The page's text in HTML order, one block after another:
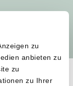
zu
anbieten zu
zu
zu Ihrer